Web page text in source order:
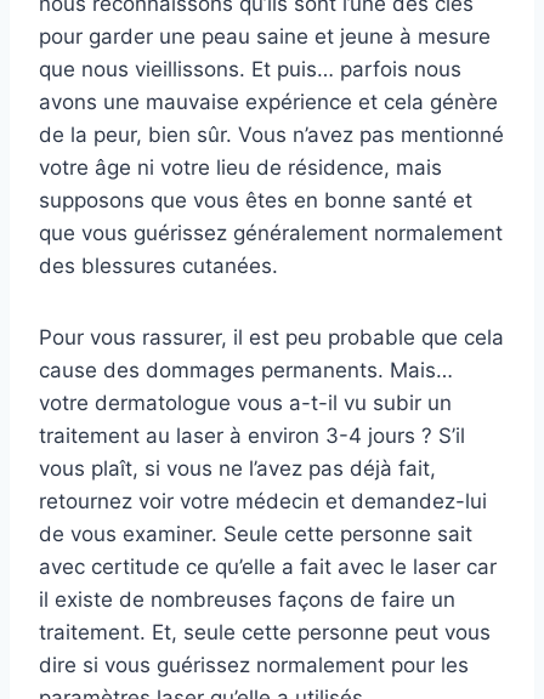
pour garder une peau saine et jeune à mesure
que nous vieillissons. Et puis… parfois nous
avons une mauvaise expérience et cela génère
de la peur, bien sûr. Vous n’avez pas mentionné
votre âge ni votre lieu de résidence, mais
supposons que vous êtes en bonne santé et
que vous guérissez généralement normalement
des blessures cutanées.
Pour vous rassurer, il est peu probable que cela
cause des dommages permanents. Mais…
votre dermatologue vous a-t-il vu subir un
traitement au laser à environ 3-4 jours ? S’il
vous plaît, si vous ne l’avez pas déjà fait,
retournez voir votre médecin et demandez-lui
de vous examiner. Seule cette personne sait
avec certitude ce qu’elle a fait avec le laser car
il existe de nombreuses façons de faire un
traitement. Et, seule cette personne peut vous
dire si vous guérissez normalement pour les